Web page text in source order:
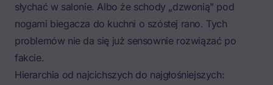
słychać w salonie. Albo że schody „dzwonią" pod
nogami biegacza do kuchni o szóstej rano. Tych
problemów nie da się już sensownie rozwiązać po
fakcie.
Hierarchia od najcichszych do najgłośniejszych: